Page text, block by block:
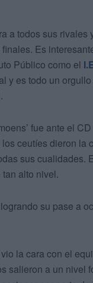
a todos sus rivales
Es
Público como el
y es todo un
fue ante el
ceutíes dieron la
sus cualidades.
alto nivel.
su pase a
la cara con el
salieron a un nivel